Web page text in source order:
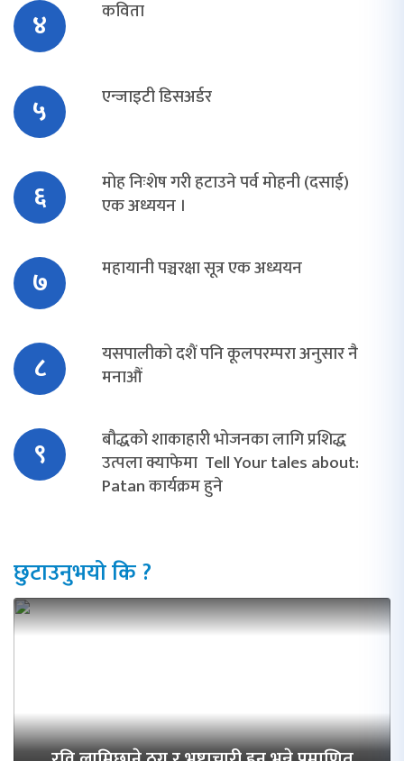
४ कविता
५ एन्जाइटी डिसअर्डर
६
मोह निःशेष गरी हटाउने पर्व मोहनी (दसाई)
एक अध्ययन ।
७ महायानी पञ्चरक्षा सूत्र एक अध्ययन
८
यसपालीको दशैं पनि कूलपरम्परा अनुसार नै
मनाऔं
९
बौद्धको शाकाहारी भोजनका लागि प्रशिद्ध
उत्पला क्याफेमा Tell Your tales about:
Patan कार्यक्रम हुने
छुटाउनुभयो कि ?